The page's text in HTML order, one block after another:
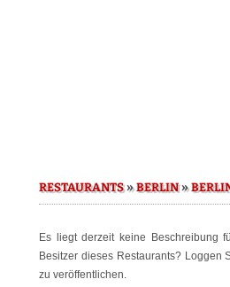
RESTAURANTS»BERLIN»
Es liegt derzeit keine Beschreibung
Besitzer dieses Restaurants? Loggen
zu veröffentlichen.